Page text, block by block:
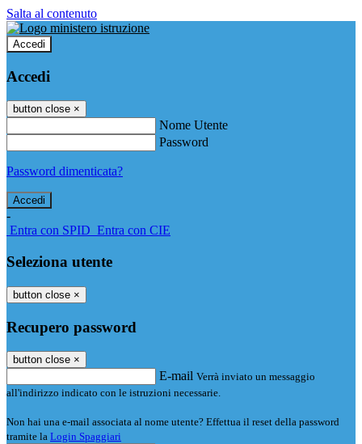
Salta al contenuto
Accedi
Accedi
button close ×
Nome Utente
Password
Password dimenticata?
-
Entra con SPID Entra con CIE
Seleziona utente
button close ×
Recupero password
button close ×
E-mail Verrà inviato un messaggio
all'indirizzo indicato con le istruzioni necessarie.
Non hai una e-mail associata al nome utente? Effettua il reset della password
tramite la Login Spaggiari